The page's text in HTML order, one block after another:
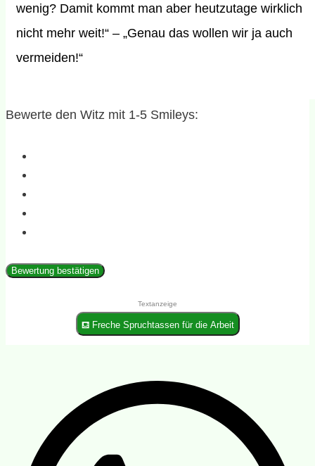
wenig? Damit kommt man aber heutzutage wirklich
nicht mehr weit!“ – „Genau das wollen wir ja auch
vermeiden!“
Bewerte den Witz mit 1-5 Smileys:
Bewertung bestätigen
Textanzeige
⛾ Freche Spruchtassen für die Arbeit